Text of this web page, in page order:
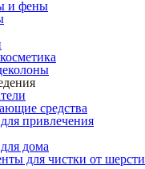
и фены
средства
привлечения
дома
для чистки от шерсти